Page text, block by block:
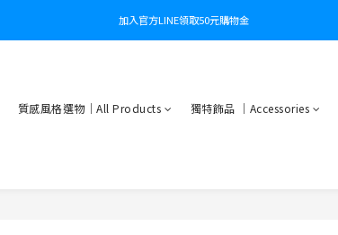
加入官方LINE領取50元購物金
質感風格選物｜All Products 獨特飾品 ｜Accessories